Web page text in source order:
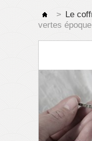
> Le
vertes